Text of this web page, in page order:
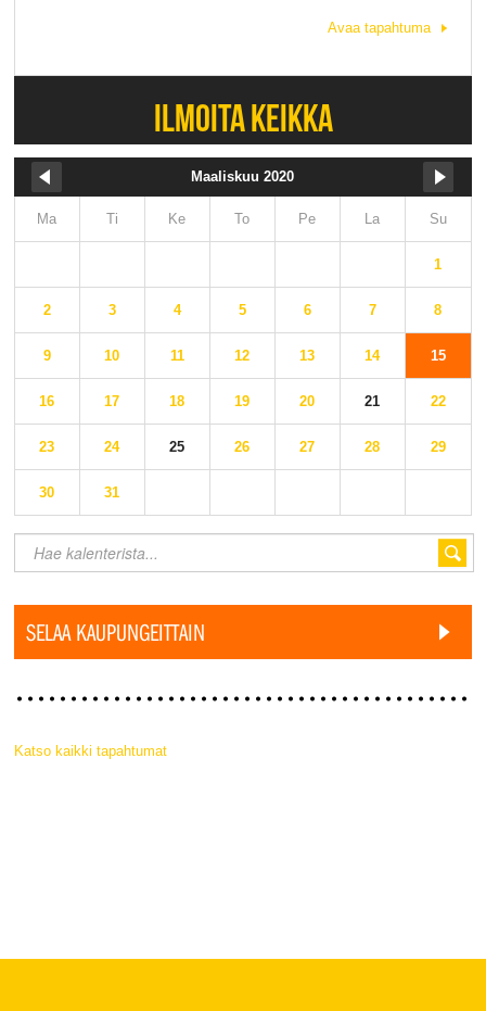
Avaa tapahtuma
ILMOITA KEIKKA
Maaliskuu 2020
Ma Ti Ke To Pe La Su
1
2 3 4 5 6 7 8
9 10 11 12 13 14 15
16 17 18 19 20 21 22
23 24 25 26 27 28 29
30 31
SELAA KAUPUNGEITTAIN
Katso kaikki tapahtumat